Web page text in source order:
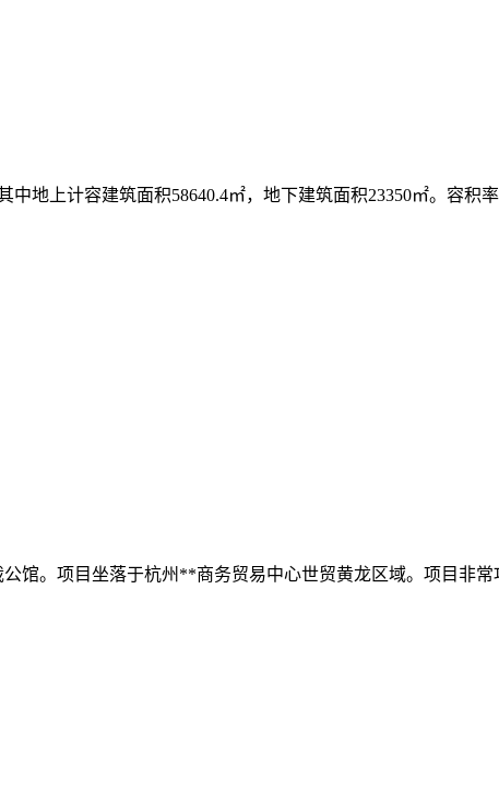
地上计容建筑面积58640.4㎡，地下建筑面积23350㎡。容积
馆。项目坐落于杭州**商务贸易中心世贸黄龙区域。项目非常